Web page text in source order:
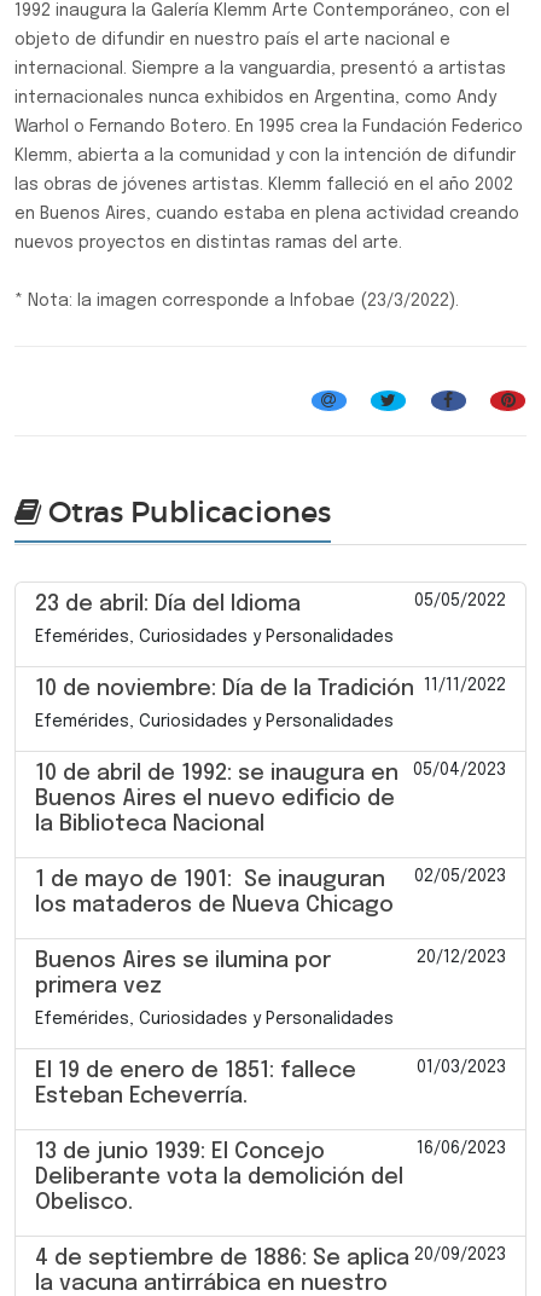
1992 inaugura la Galería Klemm Arte Contemporáneo, con el
objeto de difundir en nuestro país el arte nacional e
internacional. Siempre a la vanguardia, presentó a artistas
internacionales nunca exhibidos en Argentina, como Andy
Warhol o Fernando Botero. En 1995 crea la Fundación Federico
Klemm, abierta a la comunidad y con la intención de difundir
las obras de jóvenes artistas. Klemm falleció en el año 2002
en Buenos Aires, cuando estaba en plena actividad creando
nuevos proyectos en distintas ramas del arte.
* Nota: la imagen corresponde a Infobae (23/3/2022).
Otras Publicaciones
23 de abril: Día del Idioma 05/05/2022
Efemérides, Curiosidades y Personalidades
10 de noviembre: Día de la Tradición 11/11/2022
Efemérides, Curiosidades y Personalidades
10 de abril de 1992: se inaugura en
Buenos Aires el nuevo edificio de
la Biblioteca Nacional
05/04/2023
1 de mayo de 1901: Se inauguran
los mataderos de Nueva Chicago
02/05/2023
Buenos Aires se ilumina por
primera vez
20/12/2023
Efemérides, Curiosidades y Personalidades
El 19 de enero de 1851: fallece
Esteban Echeverría.
01/03/2023
13 de junio 1939: El Concejo
Deliberante vota la demolición del
Obelisco.
16/06/2023
4 de septiembre de 1886: Se aplica
la vacuna antirrábica en nuestro
20/09/2023